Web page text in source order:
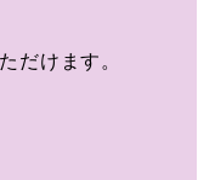
だけます。